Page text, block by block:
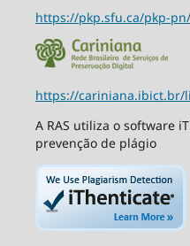
https://pkp.sfu.ca/pkp-pn/
https://cariniana.ibict.br/
A RAS utiliza o software
prevenção de plágio